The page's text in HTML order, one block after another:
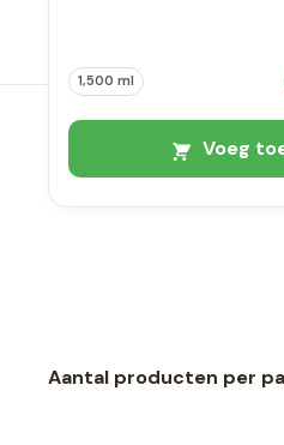
1,500 ml
Voeg
Aantal producten per